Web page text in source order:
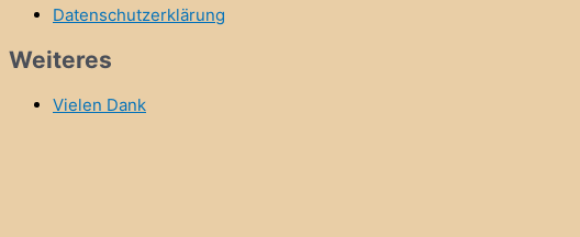
Datenschutzerklärung
Weiteres
Vielen Dank